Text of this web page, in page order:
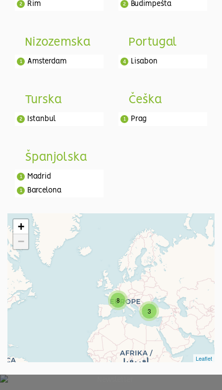
Rim
2 Budimpešta
2
Nizozemska
Amsterdam
1
Portugal
Lisabon
4
Turska
Istanbul
2
Češka
Prag
1
Španjolska
Madrid
1
Barcelona
1
3
8
+
−
Leaflet